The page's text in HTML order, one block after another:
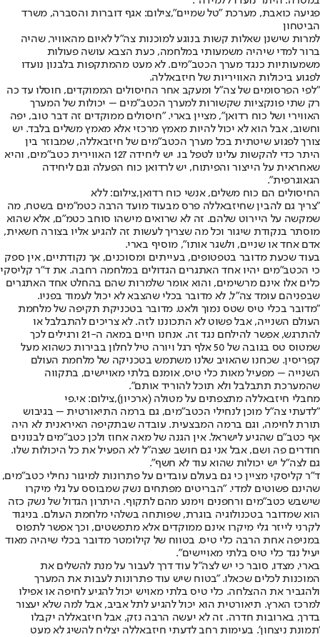
פגיעה כואבת, מערכת "טל שמיים",צילום: אגף דוברות והסברה, משרד
הביטחון
למרות שישנן שאלות קשות בנוגע למוכנות צה"ל לאיום מהאוויר, שהיה
ברור למדי שיהיה משמעותי במלחמה, כעת הצבא עושה פעולות
משמעותיות כנגד מערך הכטב"מים. לא מעט מהמתקפות בלבנון נועדו
לפגוע ביכולות האוויריות של חיזבאללה.
"לפי הפרסומים של צה"ל ומעקב אחר החיסולים הממוקדים, חוסלו עד כה
רק שתי פונקציות שקשורות למערך הכטב"מים – יכולות של המערך
האווירי ושל כוח רדואן", מציין בארי. "חיסולים ממוקדים זה דבר טוב, יפה
וחשוב, אבל הוא לא יכול להיות מאמץ מרכזי אלא מאמץ משלים בלבד. יש
צורך לפגוע שיטתית בכל מערך הכטב"מים של חיזבאללה, שמבוזר בין
היתר כדי להקשות עלינו לטפל בו. יש ליחידה 127 האווירית כטב"מים, והיא
שאחראית על הייצור והפיתוח, יש לרדואן כוח הפעלה וגם ליחידה
הגאוגרפית".
החיסולים הם כוח משלים, אנשי כוח רדואן,צילום: ללא
"צריך גם להבין שחיזבאללה פרס מבעוד מועד הרבה כטמ"מים בשטח, מה
שמקשה על היירוט שלהם. זה לא שרואים מישהו סוחב כטמ"ם, אלא שהוא
מוסתר בנקודת שיגור וכל מה שצריך לעשות זה להגיע אליו בצורה חשאית,
אדם אחד או שניים, ולשגר אותו", מוסיף בארי.
בעוד שכעת מדובר בטפטופים, בעייתים ומסוכנים, אך נקודתיים, אין ספק
כי הכטב"מים יהיו אחד האתגרים הגדולים במלחמה רחבה. את ד"ר קליסקי
כלים אלו אינם מרשימים, והוא אומר שלמרות שהם בהחלט אחד האתגרים
שבפניהם עומד צה"ל, לא מדובר בכלי שהצבא לא יכול לעמוד בפניו.
"מדובר בכלי טיס שטס נמוך ולאט. מדובר בטכניקת תקיפה של מלחמת
העולם השנייה, אבל פשוט לא התכוננו לזה. לא צריכים להתבלבל או
להתרגש, אפשר להילחם נגד זה. אנחנו חיים במאה ה-21 ורגילים לכך
שמטוס טס בגובה של 50 אלף רגל ויורה טיל לחלון בבירות כשהוא מעל
קפריסין. שכחנו שהאויב שלנו משתמש בטכניקה של מלחמת העולם
השנייה – מפעיל מאות כלי טיס, אומנם בלתי מאויישים, בתקווה
שהמערכת תתבלבל ולא תוכל להוריד אותם".
מחבלי חיזבאללה מתצפתים על מטולה (ארכיון),צילום: אי.פי
"לדעתי צה"ל מוכן לנחילי הכטב"מים, גם ברמה התיאורטית – בגיבוש
תורת לחימה, וגם ברמה המבצעית. עובדה שבתקיפה האיראנית לא היה
אף כטב"ם שהגיע לישראל. אין הגנה של מאה אחוז ולכן כטב"מים לבנונים
חודרים פה ושם, אבל אני גם חושב שצה"ל לא הפעיל את כל היכולות שלו.
גם לצה"ל יש יכולות שהוא עוד לא חשף".
ד"ר קליסקי מציין כי גם בעולם עובדים על פתרונות למיגור נחילי כטב"מים,
שהינם פשוטים למדי. "הבריטים מפתחים נשק שמבוסס על גלי מיקרו
שישבש כטב"מים ורחפנים וימנע מהם לתקוף. היתרון הגדול של נשק כזה
הוא שמדובר בטכנולוגיה בוגרת, שפותחה בשלהי מלחמת העולם. בניגוד
לקרני לייזר גלי מיקרו אינם ממוקדים אלא מתפשטים, וכך אפשר לתפוס
במניפה אחת הרבה כלי טיס. בטווח של קילומטר מדובר בכלי שיהיה מאוד
יעיל נגד כלי טיס בלתי מאויישים".
בארי, מצדו, סובר כי יש לצה"ל עוד דרך לעבור על מנת להשלים את
המוכנות לכלים שכאלו. "בטוח שיש עוד פתרונות לעבות את המערך
ולהגביר את ההצלחה. כלי טיס בלתי מאויש יכול להגיע לחיפה או אפילו
למרכז הארץ. תיאורטית הוא יכול להגיע לתל אביב, אבל למה שלא יעצור
בדרך, בארובות חדרה. זה לא יעשה הרבה נזק, אבל חיזבאללה יקבלו
'תמונת ניצחון'. בעימות רחב לדעתי חיזבאללה יצליח להשיג לא מעט